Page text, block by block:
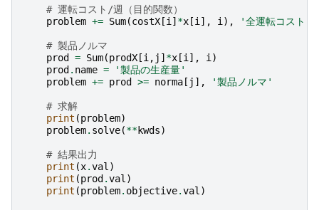
# 運転コスト/週（目的関数）
problem += Sum(costX [i ] *x [i ], i ), '全運転コスト'
# 製品ノルマ
prod
= Sum(prodX [i , j ] *x [i ], i )
prod . name =
'製品の生産量'
problem += prod >= norma [ j ], '製品ノルマ'
# 求解
print (problem)
problem. solve(**kwds)
# 結果出力
print (x.val )
print (prod .val )
print (problem. objective.val )